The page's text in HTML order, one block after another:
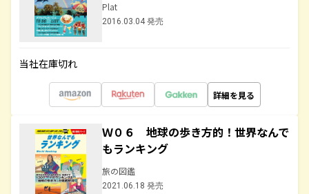
Plat
2016.03.04 発売
当社在庫切れ
詳細を見る
Ｗ０６ 地球の歩き方的！世界なんで
もランキング
旅の図鑑
2021.06.18 発売